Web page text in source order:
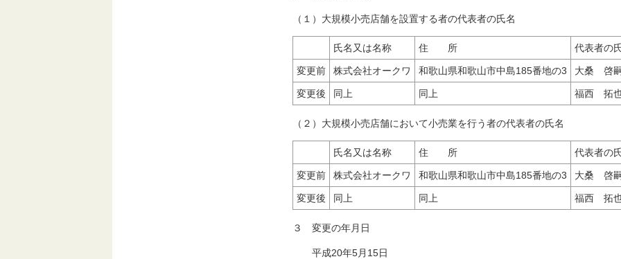
（１）大規模小売店舗を設置する者の代表者の氏名
氏名又は名称 住 所 代表者の
変更前 株式会社オークワ 和歌山県和歌山市中島185番地の3 大桑 啓
変更後 同上 同上 福西 拓
（２）大規模小売店舗において小売業を行う者の代表者の氏名
氏名又は名称 住 所 代表者の
変更前 株式会社オークワ 和歌山県和歌山市中島185番地の3 大桑 啓
変更後 同上 同上 福西 拓
３ 変更の年月日
平成20年5月15日